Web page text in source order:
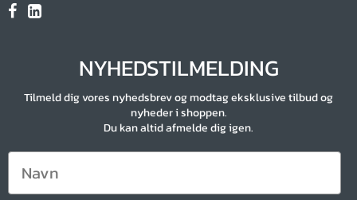
NYHEDSTILMELDING
Tilmeld dig vores nyhedsbrev og modtag eksklusive tilbud og
nyheder i shoppen.
Du kan altid afmelde dig igen.